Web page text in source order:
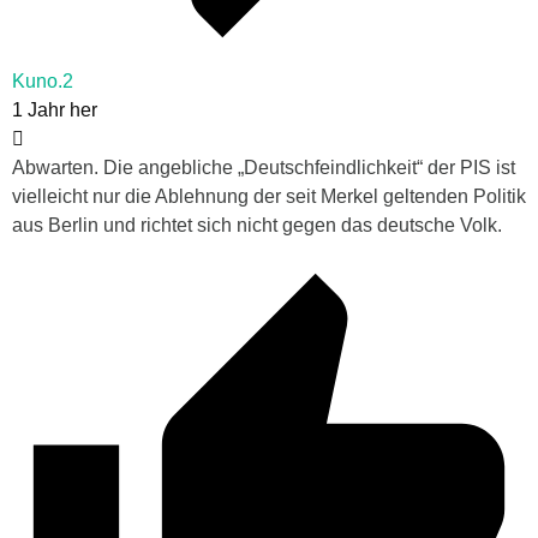
Kuno.2
1 Jahr her
Abwarten. Die angebliche „Deutschfeindlichkeit“ der PIS ist
vielleicht nur die Ablehnung der seit Merkel geltenden Politik
aus Berlin und richtet sich nicht gegen das deutsche Volk.